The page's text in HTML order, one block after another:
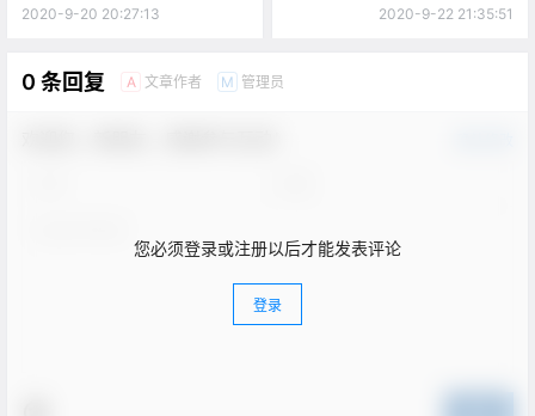
2020-9-20 20:27:13 2020-9-22 21:35:51
0 条回复 A 文章作者 M 管理员
您必须登录或注册以后才能发表评论
登录